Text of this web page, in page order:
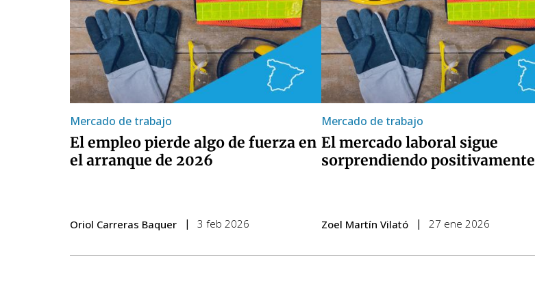
Mercado de trabajo
El empleo pierde algo de fuerza en
el arranque de 2026
Oriol Carreras Baquer 3 feb 2026
Mercado de trabajo
El mercado laboral sigue
sorprendiendo positivamente
Zoel Martín Vilató 27 ene 2026